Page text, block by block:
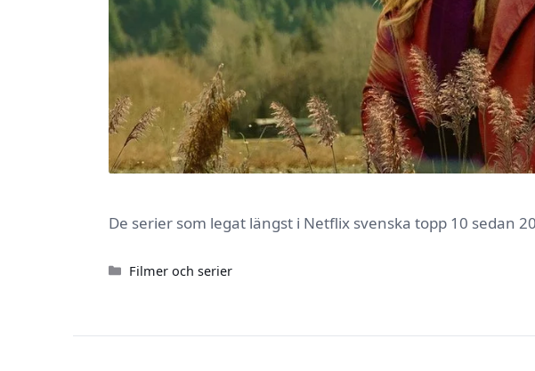
De serier som legat längst i Netflix svenska topp 10 sedan
Kategorier
Filmer och serier